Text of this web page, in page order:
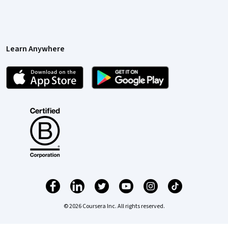
Learn Anywhere
© 2026 Coursera Inc. All rights reserved.